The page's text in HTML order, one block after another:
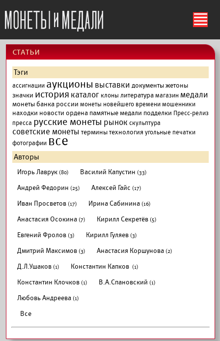
ś
cтатьи
Тэги
ассигнации аукционы выставки документыжетоны
значки история каталог клоны литературамагазин медали
монеты банка россии монеты новейшего временимошенники
находки новости ордена памятные медали подделки Пресс-релиз
пресса русские монеты рынок скульптура
советские монеты терминытехнология угольные печатки
фотографии все
Авторы
Игорь Лаврук (80) Василий Капустин (33)
Андрей Федорин (25) Алексей Гайс (17)
Иван Просветов (17) Ирина Сабинина (16)
Анастасия Осокина (7) Кирилл Секретёв (5)
Евгений Фролов (3) Кирилл Гуляев (3)
Дмитрий Максимов (3) Анастасия Коршунова (2)
Д.Л.Ушаков (1) Константин Капков (1)
Константин Клочков (1) В.А.Спановский (1)
Любовь Андреева (1)
Все